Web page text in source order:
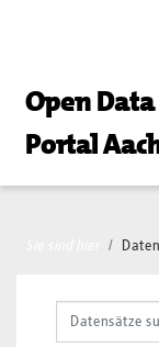
Open Data
Portal